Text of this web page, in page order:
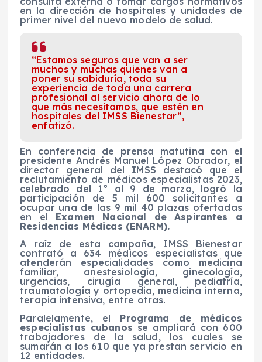
en la dirección de hospitales y unidades de
primer nivel del nuevo modelo de salud.
“Estamos seguros que van a ser
muchos y muchas quienes van a
poner su sabiduría, toda su
experiencia de toda una carrera
profesional al servicio ahora de lo
que más necesitamos, que estén en
hospitales del IMSS Bienestar”,
enfatizó.
En conferencia de prensa matutina con el
presidente Andrés Manuel López Obrador, el
director general del IMSS destacó que el
reclutamiento de médicos especialistas 2023,
celebrado del 1° al 9 de marzo, logró la
participación de 5 mil 600 solicitantes a
ocupar una de las 9 mil 40 plazas ofertadas
en el Examen Nacional de Aspirantes a
Residencias Médicas (ENARM).
A raíz de esta campaña, IMSS Bienestar
contrató a 634 médicos especialistas que
atenderán especialidades como medicina
familiar, anestesiología, ginecología,
urgencias, cirugía general, pediatría,
traumatología y ortopedia, medicina interna,
terapia intensiva, entre otras.
Paralelamente, el Programa de médicos
especialistas cubanos se ampliará con 600
trabajadores de la salud, los cuales se
sumarán a los 610 que ya prestan servicio en
12 entidades.